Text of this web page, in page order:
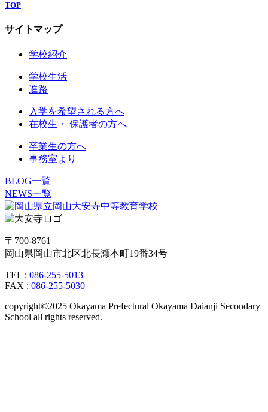
TOP
サイトマップ
学校紹介
学校生活
進路
入学を希望される方へ
在校生・ 保護者の方へ
卒業生の方へ
事務室より
BLOG一覧
NEWS一覧
〒700-8761
岡山県岡山市北区北長瀬本町19番34号
TEL : 086-255-5013
FAX : 086-255-5030
copyright©2025 Okayama Prefectural Okayama Daianji Secondary
School all rights reserved.